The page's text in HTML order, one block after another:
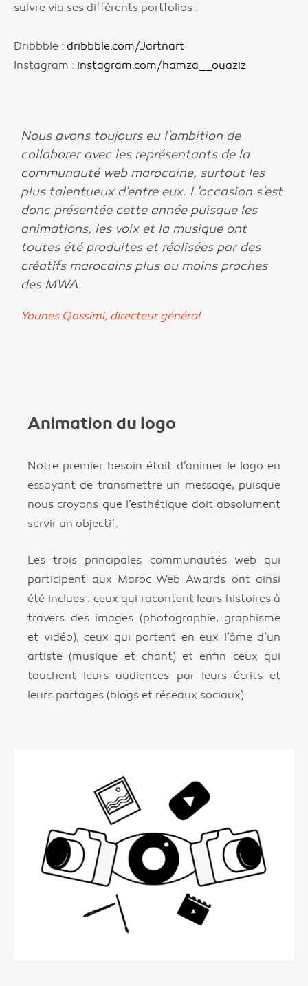
suivre via ses différents portfolios :
Dribbble : dribbble.com/Jartnart
Instagram : instagram.com/hamza__ouaziz
Nous avons toujours eu l'ambition de
collaborer avec les représentants de la
communauté web marocaine, surtout les
plus talentueux d'entre eux. L'occasion s'est
donc présentée cette année puisque les
animations, les voix et la musique ont
toutes été produites et réalisées par des
créatifs marocains plus ou moins proches
des MWA.
Younes Qassimi, directeur général
Animation du logo
Notre premier besoin était d’animer le logo en
essayant de transmettre un message, puisque
nous croyons que l’esthétique doit absolument
servir un objectif.
Les trois principales communautés web qui
participent aux Maroc Web Awards ont ainsi
été inclues : ceux qui racontent leurs histoires à
travers des images (photographie, graphisme
et vidéo), ceux qui portent en eux l’âme d’un
artiste (musique et chant) et enfin ceux qui
touchent leurs audiences par leurs écrits et
leurs partages (blogs et réseaux sociaux).